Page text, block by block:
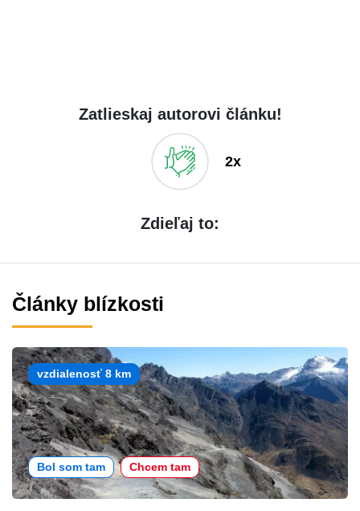
Zatlieskaj autorovi článku!
2x
Zdieľaj to:
Články blízkosti
vzdialenosť 8 km
Bol som tam Chcem tam